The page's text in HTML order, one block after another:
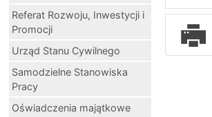
Referat Rozwoju, Inwestycji i
Promocji
Urząd Stanu Cywilnego
Samodzielne Stanowiska
Pracy
Oświadczenia majątkowe